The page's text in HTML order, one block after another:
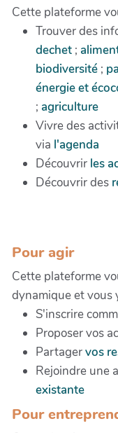
Cette plateforme
Trouver des
dechet ;
biodiversité ;
énergie et
; agriculture
Vivre des
via l'agenda
Découvrir les
Découvrir des
Pour agir
Cette plateforme
dynamique et vous
S'inscrire
Proposer vos
Partagervos
Rejoindre une
existante
Pour